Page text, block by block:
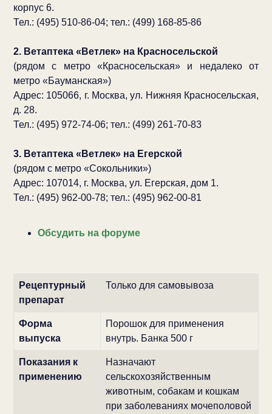
корпус 6.
Тел.: (495) 510-86-04; тел.: (499) 168-85-86
2. Ветаптека «Ветлек» на Красносельской
(рядом с метро «Красносельская» и недалеко от
метро «Бауманская»)
Адрес: 105066, г. Москва, ул. Нижняя Красносельская,
д. 28.
Тел.: (495) 972-74-06; тел.: (499) 261-70-83
3. Ветаптека «Ветлек» на Егерской
(рядом с метро «Сокольники»)
Адрес: 107014, г. Москва, ул. Егерская, дом 1.
Тел.: (495) 962-00-78; тел.: (495) 962-00-81
Обсудить на форуме
Рецептурный
препарат
Только для самовывоза
Форма
выпуска
Порошок для применения
внутрь. Банка 500 г
Показания к
применению
Назначают
сельскохозяйственным
животным, собакам и кошкам
при заболеваниях мочеполовой